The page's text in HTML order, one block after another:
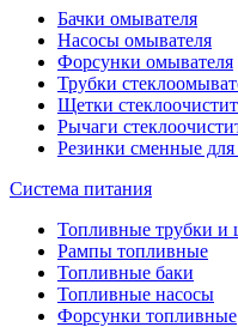
Бачки омывателя
Насосы омывателя
Форсунки омывателя
Трубки
Щетки
Рычаги
Резинки сменные для
Система питания
Топливные трубки и
Рампы топливные
Топливные баки
Топливные насосы
Форсунки топливные